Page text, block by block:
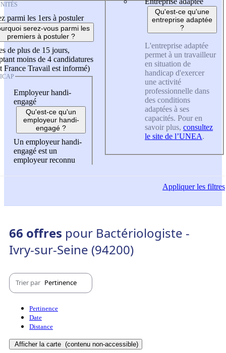
parmi les 1ers à postuler
serez-vous parmi les
premiers à postuler ?
de plus de 15 jours,
moins de 4 candidatures
France Travail est informé)
Employeur handi-
engagé
Qu'est-ce qu'un
employeur handi-
engagé ?
Un employeur handi-
engagé est un
employeur reconnu
Qu'est-ce qu'une
entreprise adaptée
?
L'entreprise adaptée
permet à un travailleur
en situation de
handicap d'exercer
une activité
professionnelle dans
des conditions
adaptées à ses
capacités. Pour en
savoir plus, consultez
le site de l’UNEA.
Appliquerles filtres
66 offres pour Bactériologiste -
Ivry-sur-Seine (94200)
Trier par Pertinence
Pertinence
Date
Distance
Afficher la carte (contenu non-accessible)